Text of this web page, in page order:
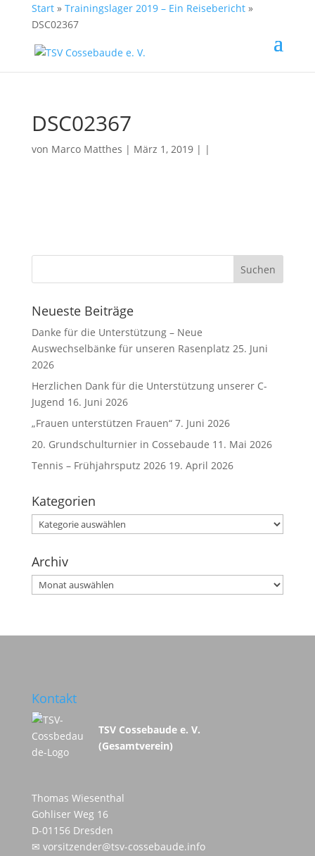
Start» Trainingslager 2019 – Ein Reisebericht»
DSC02367
DSC02367
von Marco Matthes | März 1, 2019 | |
Neueste Beiträge
Danke für die Unterstützung – Neue
Auswechselbänke für unseren Rasenplatz 25. Juni
2026
Herzlichen Dank für die Unterstützung unserer C-
Jugend 16. Juni 2026
„Frauen unterstützen Frauen“ 7. Juni 2026
20. Grundschulturnier in Cossebaude 11. Mai 2026
Tennis – Frühjahrsputz 2026 19. April 2026
Kategorien
Kategorien
Archiv
Archiv
Kontakt
TSV Cossebaude e. V.
(Gesamtverein)
Thomas Wiesenthal
Gohliser Weg 16
D-01156 Dresden
✉ vorsitzender@tsv-cossebaude.info